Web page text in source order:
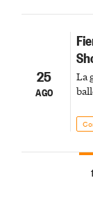
25
AGO
La
1